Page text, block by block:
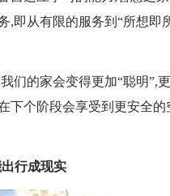
,即从有限的服务到“所想即
们的家会变得更加“聪明”,
下个阶段会享受到更安全
行成现实